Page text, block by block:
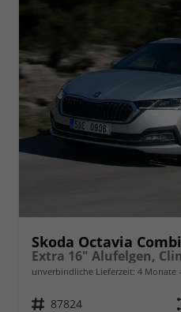
Skoda Octavia Combi
unverbindliche Lieferzeit: 4 Monate
Fahrzeugnr. 87824